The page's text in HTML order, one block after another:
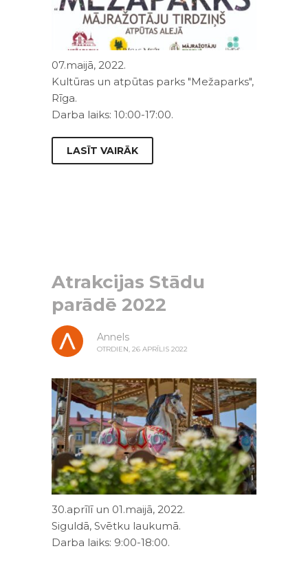
07.maijā, 2022.
Kultūras un atpūtas parks "Mežaparks",
Rīga.
Darba laiks: 10:00-17:00.
LASĪT VAIRĀK
Atrakcijas Stādu
parādē 2022
Annels
OTRDIEN, 26 APRĪLIS 2022
30.aprīlī un 01.maijā, 2022.
Siguldā, Svētku laukumā.
Darba laiks: 9:00-18:00.